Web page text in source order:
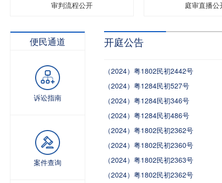
审判流程公开 庭审直播公
便民通道
诉讼指南
案件查询
开庭公告
（2024）粤1802民初2442号
（2024）粤1284民初527号
（2024）粤1284民初346号
（2024）粤1284民初486号
（2024）粤1802民初2362号
（2024）粤1802民初2360号
（2024）粤1802民初2363号
（2024）粤1802民初2362号